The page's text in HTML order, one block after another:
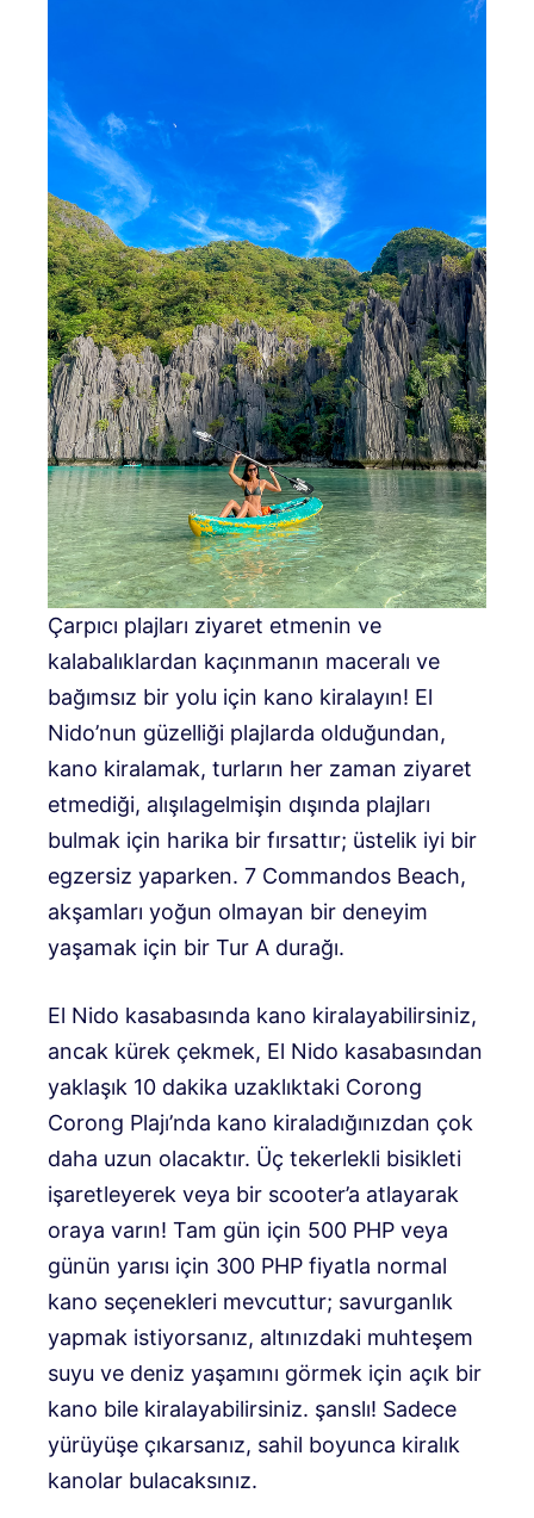
Çarpıcı plajları ziyaret etmenin ve
kalabalıklardan kaçınmanın maceralı ve
bağımsız bir yolu için kano kiralayın! El
Nido’nun güzelliği plajlarda olduğundan,
kano kiralamak, turların her zaman ziyaret
etmediği, alışılagelmişin dışında plajları
bulmak için harika bir fırsattır; üstelik iyi bir
egzersiz yaparken. 7 Commandos Beach,
akşamları yoğun olmayan bir deneyim
yaşamak için bir Tur A durağı.
El Nido kasabasında kano kiralayabilirsiniz,
ancak kürek çekmek, El Nido kasabasından
yaklaşık 10 dakika uzaklıktaki Corong
Corong Plajı’nda kano kiraladığınızdan çok
daha uzun olacaktır. Üç tekerlekli bisikleti
işaretleyerek veya bir scooter’a atlayarak
oraya varın! Tam gün için 500 PHP veya
günün yarısı için 300 PHP fiyatla normal
kano seçenekleri mevcuttur; savurganlık
yapmak istiyorsanız, altınızdaki muhteşem
suyu ve deniz yaşamını görmek için açık bir
kano bile kiralayabilirsiniz. şanslı! Sadece
yürüyüşe çıkarsanız, sahil boyunca kiralık
kanolar bulacaksınız.